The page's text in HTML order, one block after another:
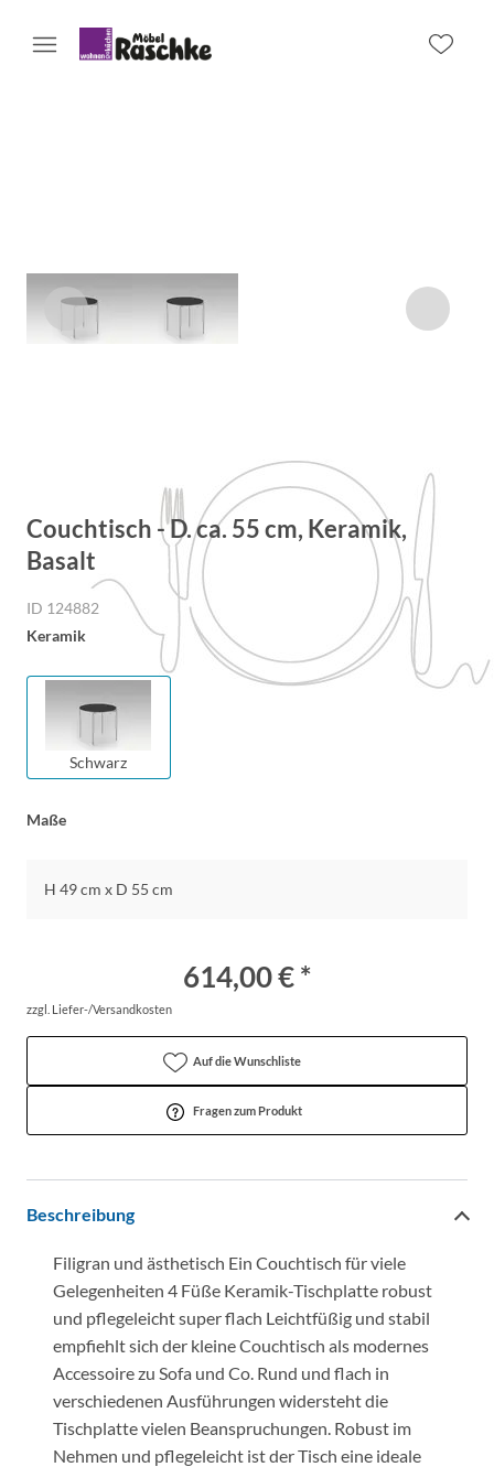
Couchtisch - D. ca. 55 cm, Keramik,
Basalt
ID 124882
Keramik
Schwarz
Maße
H 49 cm x D 55 cm
614,00 € *
zzgl. Liefer-/Versandkosten
Auf die Wunschliste
Fragen zum Produkt
Beschreibung
Filigran und ästhetisch Ein Couchtisch für viele
Gelegenheiten 4 Füße Keramik-Tischplatte robust
und pflegeleicht super flach Leichtfüßig und stabil
empfiehlt sich der kleine Couchtisch als modernes
Accessoire zu Sofa und Co. Rund und flach in
verschiedenen Ausführungen widersteht die
Tischplatte vielen Beanspruchungen. Robust im
Nehmen und pflegeleicht ist der Tisch eine ideale